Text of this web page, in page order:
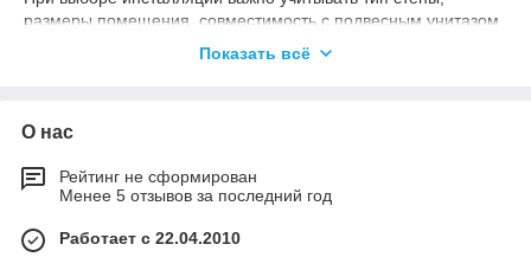
размеры помещения, совместимость с подвесным унитазом,
нагрузку на раму, тип клавиши смыва и возможность
дальнейшего обслуживания. Специалисты «Аквамарин»
Какие бренды представлены?
В наличии представлены системы инсталляций Grohe,
Geberit, TECE, Viega, AlcaPlast, ABBER, BelBagno и других
Есть ли гарантия?
Показать всё
О нас
Рейтинг не сформирован
Менее 5 отзывов за последний год
Работает с 22.04.2010